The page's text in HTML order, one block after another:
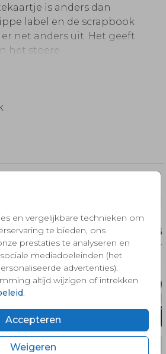
en vergelijkbare technieken om
te bieden, ons
prestaties te analyseren en
mediadoeleinden (het
advertenties).
altijd wijzigen of intrekken
Accepteren
Weigeren
is anders dan
label en de scrapbook
net anders uit. Het geeft
het stoere
het leuke
dit ook mooi 🧡